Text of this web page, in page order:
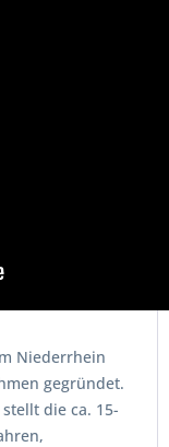
Niederrhein
gegründet.
die ca. 15-